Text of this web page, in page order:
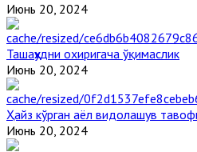
Июнь 20, 2024
Ташаҳҳудни охиригача ўқимаслик
Июнь 20, 2024
Ҳайз кўрган аёл видолашув
Июнь 20, 2024